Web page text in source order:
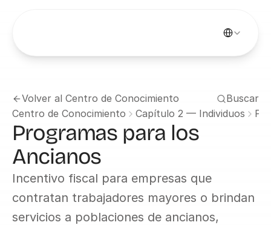
Volver al Centro de Conocimiento
Buscar
Centro de Conocimiento
Capítulo 2 — Individuos
Programas para los
Ancianos
Incentivo fiscal para empresas que
contratan trabajadores mayores o brindan
servicios a poblaciones de ancianos,